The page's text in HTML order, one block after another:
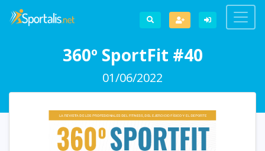
360º SportFit #40
01/06/2022